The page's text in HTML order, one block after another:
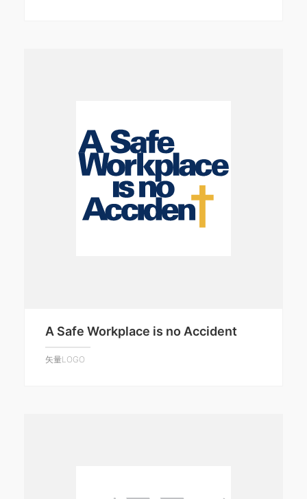
A Safe Workplace is no Accident
矢量LOGO